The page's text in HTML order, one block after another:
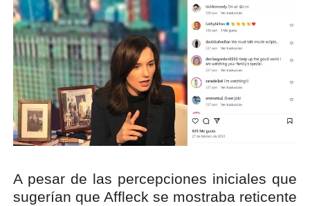
A pesar de las percepciones iniciales que
sugerían que Affleck se mostraba reticente